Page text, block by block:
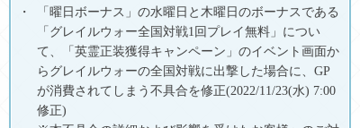
「曜日ボーナス」の水曜日と木曜日のボーナスである
「グレイルウォー全国対戦1回プレイ無料」につい
て、「英霊正装獲得キャンペーン」のイベント画面か
らグレイルウォーの全国対戦に出撃した場合に、GP
が消費されてしまう不具合を修正(2022/11/23(水) 7:00
修正)